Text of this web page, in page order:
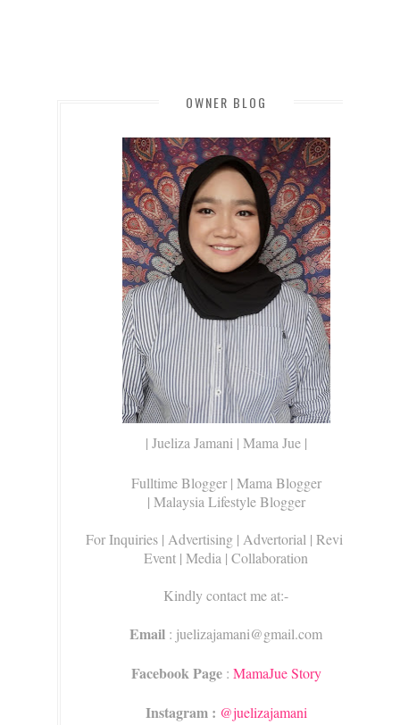
OWNER BLOG
| Jueliza Jamani | Mama Jue |
Fulltime Blogger | Mama Blogger
| Malaysia Lifestyle Blogger
For Inquiries | Advertising | Advertorial | Review |
Event | Media | Collaboration
Kindly contact me at:-
Email : juelizajamani@gmail.com
Facebook Page: MamaJue Story
Instagram : @juelizajamani